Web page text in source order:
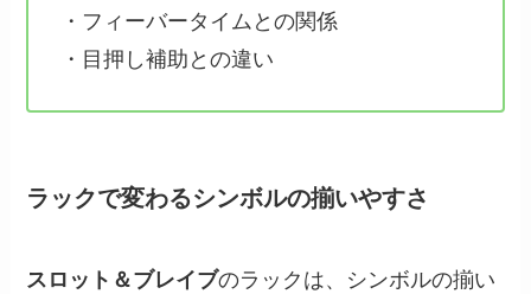
・フィーバータイムとの関係
・目押し補助との違い
ラックで変わるシンボルの揃いやすさ
スロット＆ブレイブのラックは、シンボルの揃い